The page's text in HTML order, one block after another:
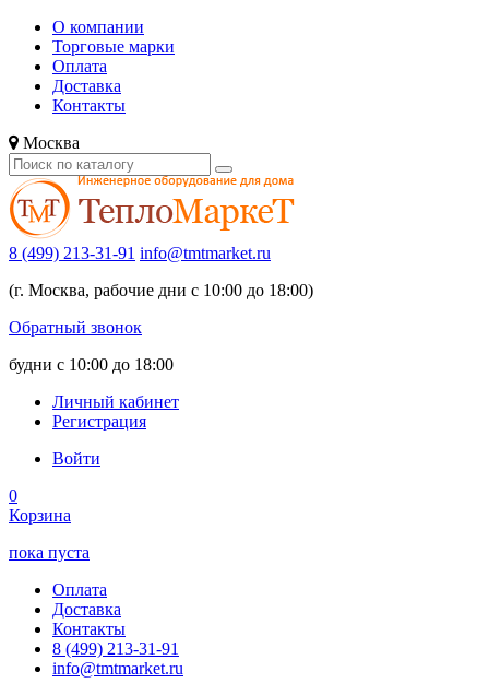
О компании
Торговые марки
Оплата
Доставка
Контакты
Москва
8 (499) 213-31-91 info@tmtmarket.ru
(г. Москва, рабочие дни с 10:00 до 18:00)
Обратный звонок
будни с 10:00 до 18:00
Личный кабинет
Регистрация
Войти
0
Корзина
пока пуста
Оплата
Доставка
Контакты
8 (499) 213-31-91
info@tmtmarket.ru